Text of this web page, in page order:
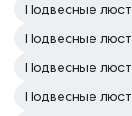
Подвесные
Подвесные
Подвесные
Подвесные